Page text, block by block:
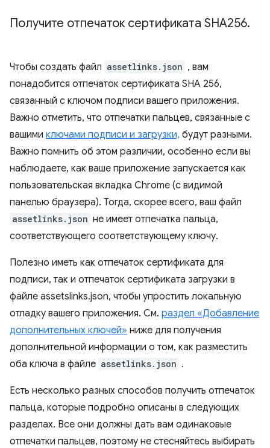
Получите отпечаток сертификата SHA256.
Чтобы создать файл assetlinks.json , вам
понадобится отпечаток сертификата SHA 256,
связанный с ключом подписи вашего приложения.
Важно отметить, что отпечатки пальцев, связанные с
вашими ключами подписи и загрузки, будут разными.
Важно помнить об этом различии, особенно если вы
наблюдаете, как ваше приложение запускается как
пользовательская вкладка Chrome (с видимой
панелью браузера). Тогда, скорее всего, ваш файл
assetlinks.json не имеет отпечатка пальца,
соответствующего соответствующему ключу.
Полезно иметь как отпечаток сертификата для
подписи, так и отпечаток сертификата загрузки в
файле assetslinks.json, чтобы упростить локальную
отладку вашего приложения. См. раздел «Добавление
дополнительных ключей» ниже для получения
дополнительной информации о том, как разместить
оба ключа в файле assetlinks.json .
Есть несколько разных способов получить отпечаток
пальца, которые подробно описаны в следующих
разделах. Все они должны дать вам одинаковые
отпечатки пальцев, поэтому не стесняйтесь выбирать